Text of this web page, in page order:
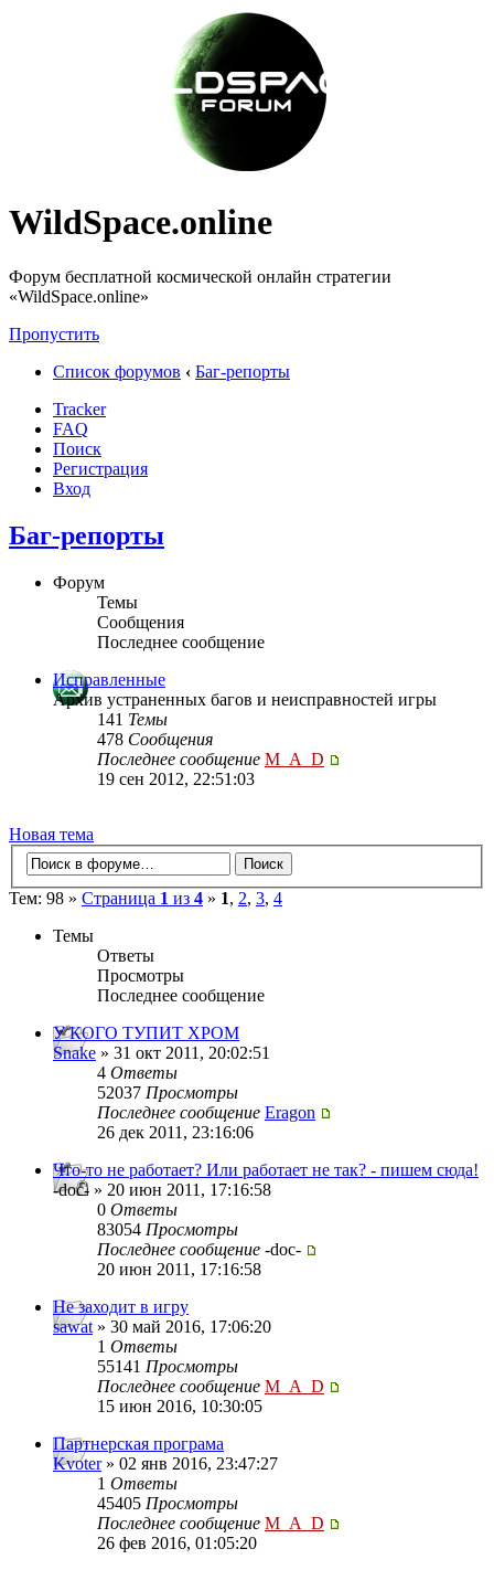
WildSpace.online
Форум бесплатной космической онлайн стратегии
«WildSpace.online»
Пропустить
Список форумов ‹ Баг-репорты
Tracker
FAQ
Поиск
Регистрация
Вход
Баг-репорты
Форум
Темы
Сообщения
Последнее сообщение
Исправленные
Архив устраненных багов и неисправностей игры
141 Темы
478 Сообщения
Последнее сообщение M_A_D
19 сен 2012, 22:51:03
Новая тема
Тем: 98 » Страница 1 из 4 » 1, 2, 3, 4
Темы
Ответы
Просмотры
Последнее сообщение
У КОГО ТУПИТ ХРОМ
Snake » 31 окт 2011, 20:02:51
4 Ответы
52037 Просмотры
Последнее сообщение Eragon
26 дек 2011, 23:16:06
Что-то не работает? Или работает не так? - пишем сюда!
-doc- » 20 июн 2011, 17:16:58
0 Ответы
83054 Просмотры
Последнее сообщение -doc-
20 июн 2011, 17:16:58
Не заходит в игру
sawat » 30 май 2016, 17:06:20
1 Ответы
55141 Просмотры
Последнее сообщение M_A_D
15 июн 2016, 10:30:05
Партнерская програма
Kvoter» 02 янв 2016, 23:47:27
1 Ответы
45405 Просмотры
Последнее сообщение M_A_D
26 фев 2016, 01:05:20